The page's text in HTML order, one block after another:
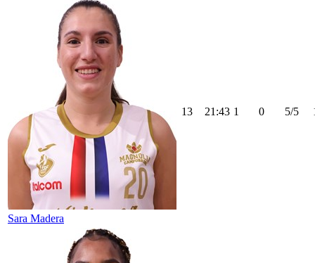
Sara Madera
13 21:43 1 0 5/5